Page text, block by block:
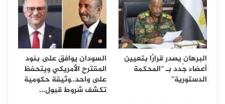
البرهان يصدر قرارًا بتعيين
أعضاء جُدد بـ “المحكمة
الدستورية”
السودان يوافق على بنود
المقترح الأمريكي ويتحفظ
على واحد..وثيقة حكومية
تكشف شروط قبول…